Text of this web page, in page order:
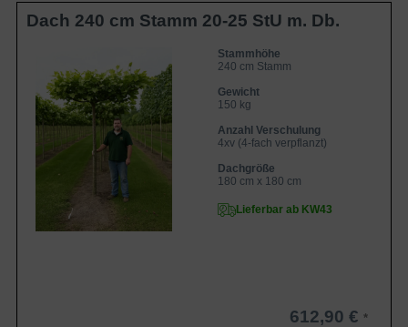
Dach 240 cm Stamm 20-25 StU m. Db.
Stammhöhe
240 cm Stamm
Gewicht
150 kg
Anzahl Verschulung
4xv (4-fach verpflanzt)
Dachgröße
180 cm x 180 cm
Lieferbar ab KW43
612,90 €